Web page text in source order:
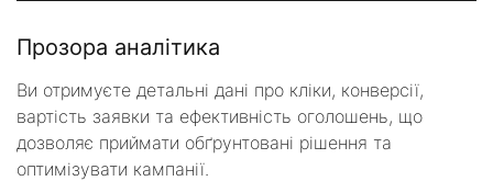
Прозора аналітика
Ви отримуєте детальні дані про кліки, конверсії,
вартість заявки та ефективність оголошень, що
дозволяє приймати обґрунтовані рішення та
оптимізувати кампанії.